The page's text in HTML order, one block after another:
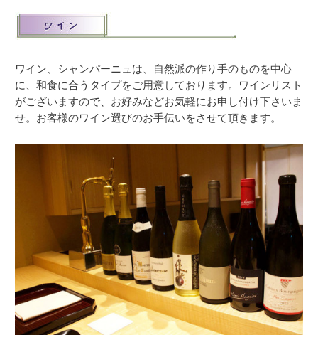
ワイン、シャンパーニュは、自然派の作り手のものを中心
に、和食に合うタイプをご用意しております。ワインリスト
がございますので、お好みなどお気軽にお申し付け下さいま
せ。お客様のワイン選びのお手伝いをさせて頂きます。